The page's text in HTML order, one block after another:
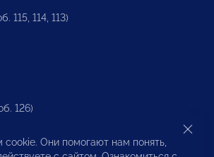
115, 114, 113)
126)
cookie. Они помогают нам понять,